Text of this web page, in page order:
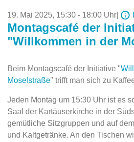
19. Mai 2025, 15:30 - 18:00 Uhr
Montagscafé der
"Willkommen in der
Beim Montagscafé der Initiative "
Moselstraße" trifft man sich zu
Jeden Montag um 15:30 Uhr ist es
Saal der Kartäuserkirche in der
gemütliche Sitzgruppen und auf
und Kaltgetränke. An den Tischen